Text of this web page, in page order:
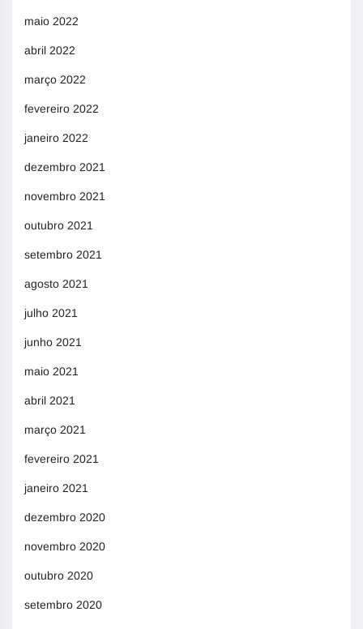
maio 2022
abril 2022
março 2022
fevereiro 2022
janeiro 2022
dezembro 2021
novembro 2021
outubro 2021
setembro 2021
agosto 2021
julho 2021
junho 2021
maio 2021
abril 2021
março 2021
fevereiro 2021
janeiro 2021
dezembro 2020
novembro 2020
outubro 2020
setembro 2020